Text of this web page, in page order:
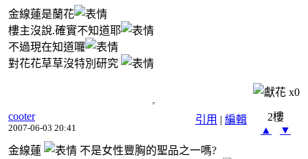
金線蓮是蘭花
樓主沒說.確實不知道耶
不過現在知道囉
對花花草草沒特別研究
x0
引用 | 編輯
cooter
2007-06-03 20:41
2樓
▲
▼
金線蓮
不是女性豐胸的聖品之一嗎?